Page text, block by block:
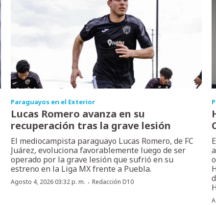
Paraguayos en el Exterior
Lucas Romero avanza en su
recuperación tras la grave lesión
El mediocampista paraguayo Lucas Romero, de FC
Juárez, evoluciona favorablemente luego de ser
operado por la grave lesión que sufrió en su
estreno en la Liga MX frente a Puebla.
Agosto 4, 2026 03:32 p. m. ·Redacción D10